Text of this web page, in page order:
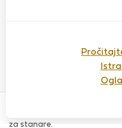
za stanare.